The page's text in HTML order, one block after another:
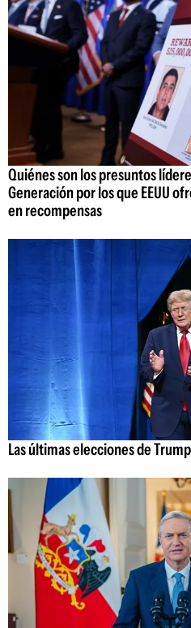
Quiénes son los presuntos
Generación por los que EEUU
en recompensas
Las últimas elecciones de Trump